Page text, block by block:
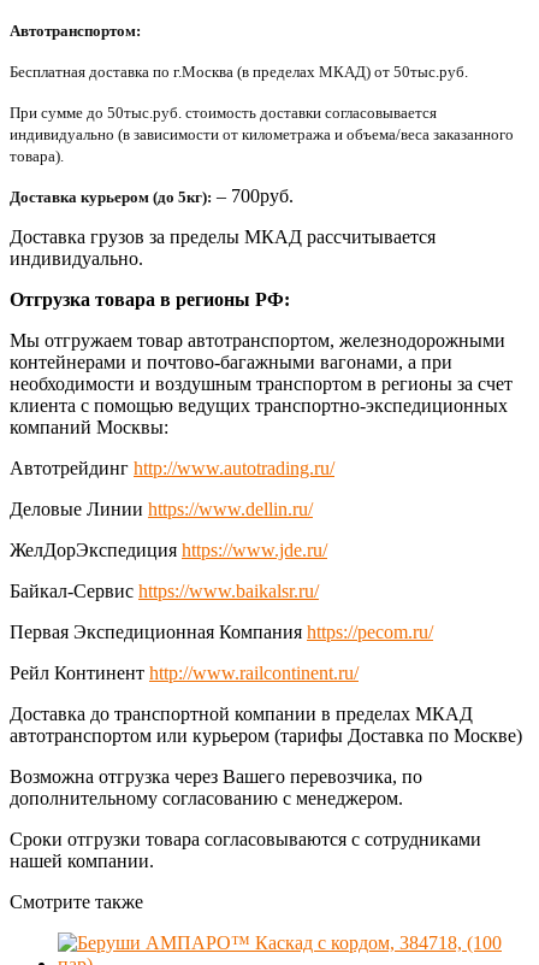
Автотранспортом:
Бесплатная доставка по г.Москва (в пределах МКАД) от 50тыс.руб.
При сумме до 50тыс.руб. стоимость доставки согласовывается
индивидуально (в зависимости от километража и объема/веса заказанного
товара).
Доставка курьером (до 5кг): – 700руб.
Доставка грузов за пределы МКАД рассчитывается
индивидуально.
Отгрузка товара в регионы РФ:
Мы отгружаем товар автотранспортом, железнодорожными
контейнерами и почтово-багажными вагонами, а при
необходимости и воздушным транспортом в регионы за счет
клиента с помощью ведущих транспортно-экспедиционных
компаний Москвы:
Автотрейдинг http://www.autotrading.ru/
Деловые Линии https://www.dellin.ru/
ЖелДорЭкспедиция https://www.jde.ru/
Байкал-Сервис https://www.baikalsr.ru/
Первая Экспедиционная Компания https://pecom.ru/
Рейл Континент http://www.railcontinent.ru/
Доставка до транспортной компании в пределах МКАД
автотранспортом или курьером (тарифы Доставка по Москве)
Возможна отгрузка через Вашего перевозчика, по
дополнительному согласованию с менеджером.
Сроки отгрузки товара согласовываются с сотрудниками
нашей компании.
Смотрите также